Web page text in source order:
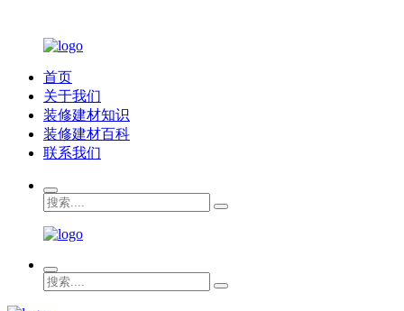
首页
关于我们
装修建材知识
装修建材百科
联系我们